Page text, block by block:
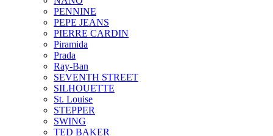
PENNINE
PEPE JEANS
PIERRE CARDIN
Piramida
Prada
Ray-Ban
SEVENTH STREET
SILHOUETTE
St. Louise
STEPPER
SWING
TED BAKER